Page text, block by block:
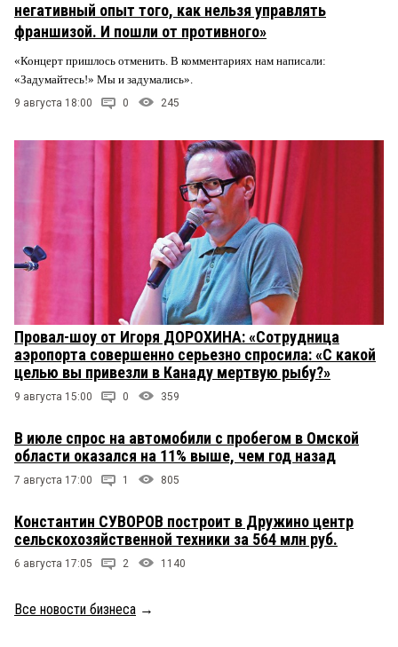
негативный опыт того, как нельзя управлять
франшизой. И пошли от противного»
«Концерт пришлось отменить. В комментариях нам написали:
«Задумайтесь!» Мы и задумались».
9 августа 18:00 0 245
Провал-шоу от Игоря ДОРОХИНА: «Сотрудница
аэропорта совершенно серьезно спросила: «С какой
целью вы привезли в Канаду мертвую рыбу?»
9 августа 15:00 0 359
В июле спрос на автомобили с пробегом в Омской
области оказался на 11% выше, чем год назад
7 августа 17:00 1 805
Константин СУВОРОВ построит в Дружино центр
сельскохозяйственной техники за 564 млн руб.
6 августа 17:05 2 1140
Все новости бизнеса →